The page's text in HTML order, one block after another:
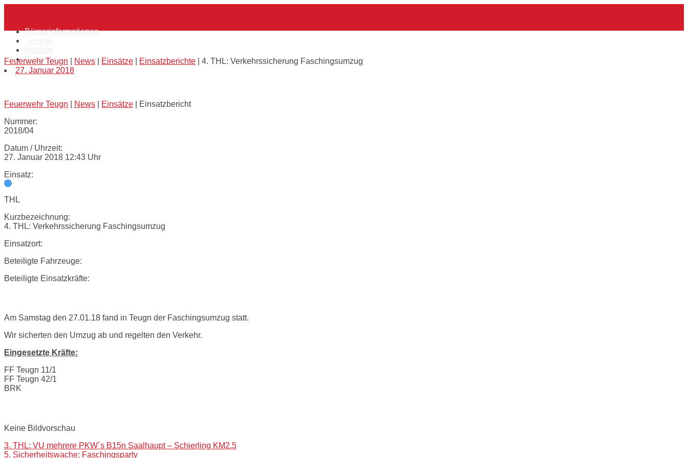
content
Bürgerinformationen
Verein
4. THL: Verkehrssicherung Faschingsumzug
Feuerwehr Teugn News Einsätze Einsatzberichte
4. THL: Verkehrssicherung Faschingsumzug
27. Januar 2018
Feuerwehr Teugn News Einsätze
Einsatzbericht
Nummer:
2018/04
Datum / Uhrzeit:
27. Januar 2018 12:43 Uhr
Einsatz:
THL
Kurzbezeichnung:
4. THL: Verkehrssicherung Faschingsumzug
Einsatzort:
Beteiligte Fahrzeuge:
Beteiligte Einsatzkräfte:
Am Samstag den 27.01.18 fand in Teugn der Faschingsumzug statt.
Wir sicherten den Umzug ab und regelten den Verkehr.
Eingesetzte Kräfte:
FF Teugn 11/1
FF Teugn 42/1
BRK
Keine Bildvorschau
Post
3. THL: VU mehrere PKW´s B15n Saalhaupt – Schierling KM2.5
5. Sicherheitswache: Faschingsparty